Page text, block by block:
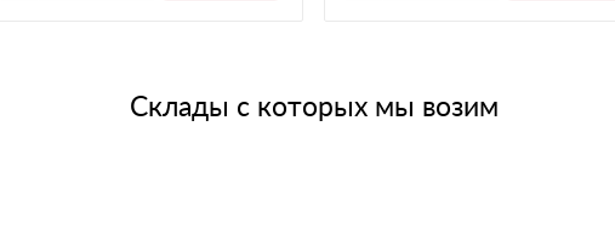
Склады с которых мы возим